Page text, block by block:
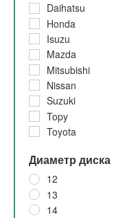
Daihatsu
Honda
Isuzu
Mazda
Mitsubishi
Nissan
Suzuki
Topy
Toyota
Диаметр диска
12
13
14